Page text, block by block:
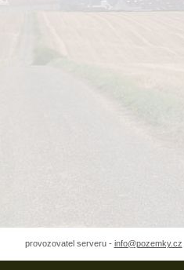
provozovatel serveru - info@pozemky.cz